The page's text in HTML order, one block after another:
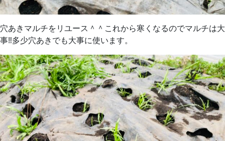
穴あきマルチをリユース＾＾これから寒くなるのでマルチは大
事‼︎多少穴あきでも大事に使います。